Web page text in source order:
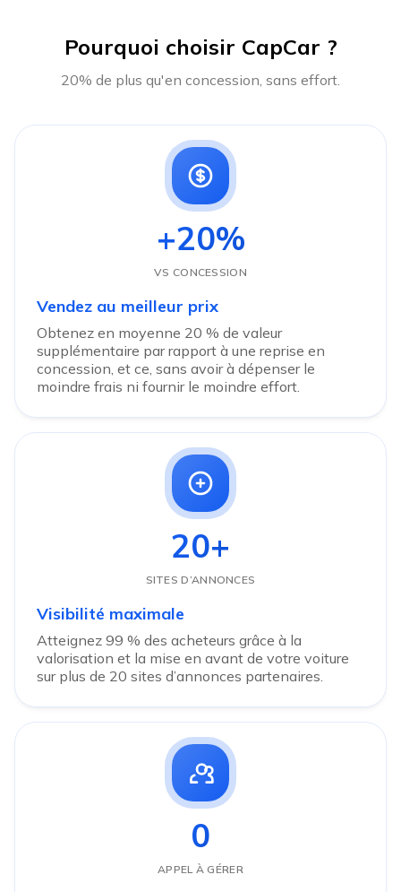
Pourquoi choisir CapCar ?
20% de plus qu'en concession, sans effort.
+20%
VS CONCESSION
Vendez au meilleur prix
Obtenez en moyenne 20 % de valeur
supplémentaire par rapport à une reprise en
concession, et ce, sans avoir à dépenser le
moindre frais ni fournir le moindre effort.
20+
SITES D’ANNONCES
Visibilité maximale
Atteignez 99 % des acheteurs grâce à la
valorisation et la mise en avant de votre voiture
sur plus de 20 sites d’annonces partenaires.
0
APPEL À GÉRER